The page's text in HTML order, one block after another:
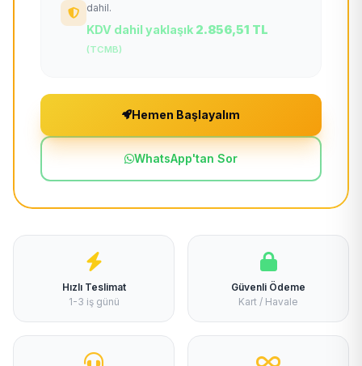
dahil.
KDV dahil yaklaşık 2.856,51 TL
(TCMB)
Hemen Başlayalım
WhatsApp'tan Sor
Hızlı Teslimat
1-3 iş günü
Güvenli Ödeme
Kart / Havale